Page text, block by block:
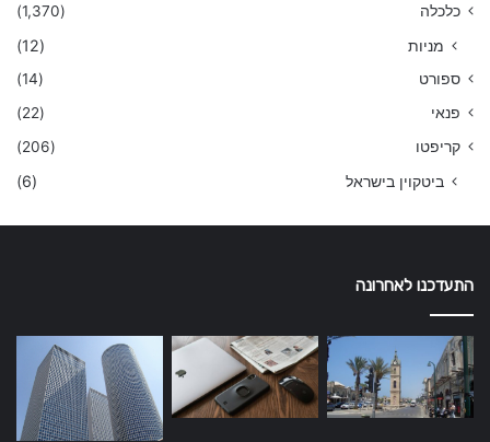
כלכלה
(1,370)
מניות (12)
ספורט
(14)
פנאי
(22)
קריפטו
(206)
ביטקוין בישראל (6)
התעדכנו לאחרונה